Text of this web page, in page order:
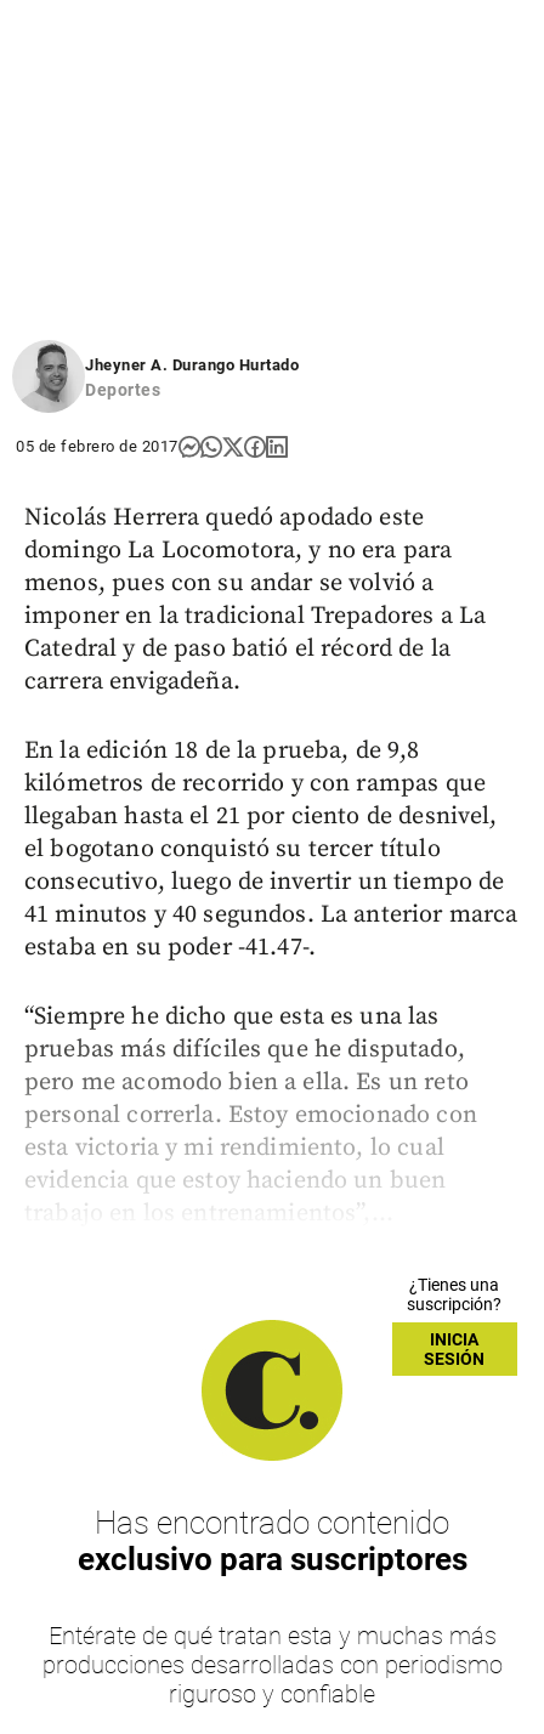
Jheyner A. Durango Hurtado
Deportes
05 de febrero de 2017
Nicolás Herrera quedó apodado este
domingo La Locomotora, y no era para
menos, pues con su andar se volvió a
imponer en la tradicional Trepadores a La
Catedral y de paso batió el récord de la
carrera envigadeña.
En la edición 18 de la prueba, de 9,8
kilómetros de recorrido y con rampas que
llegaban hasta el 21 por ciento de desnivel,
el bogotano conquistó su tercer título
consecutivo, luego de invertir un tiempo de
41 minutos y 40 segundos. La anterior marca
estaba en su poder -41.47-.
“Siempre he dicho que esta es una las
pruebas más difíciles que he disputado,
pero me acomodo bien a ella. Es un reto
personal correrla. Estoy emocionado con
esta victoria y mi rendimiento, lo cual
evidencia que estoy haciendo un buen
trabajo en los entrenamientos”,...
¿Tienes una
suscripción?
INICIA
SESIÓN
Has encontrado contenido
exclusivo para suscriptores
Entérate de qué tratan esta y muchas más
producciones desarrolladas con periodismo
riguroso y confiable